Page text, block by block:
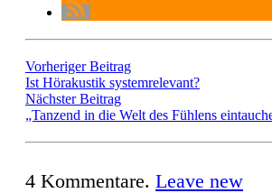
Vorheriger Beitrag
Ist Hörakustik systemrelevant?
Nächster Beitrag
„Tanzend in die Welt des Fühlens
4 Kommentare. Leave new